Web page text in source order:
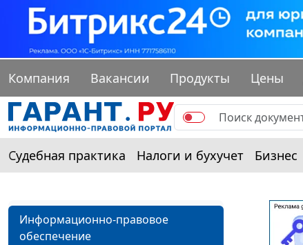
Компания Вакансии Продукты Цены
Судебная практика Налоги и бухучет Бизнес
Информационно-правовое
обеспечение